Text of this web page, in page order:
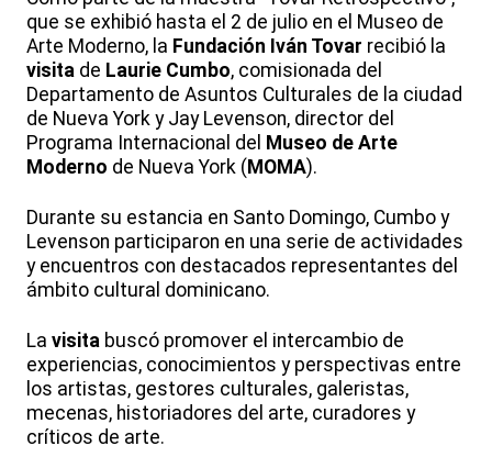
que se exhibió hasta el 2 de julio en el Museo de
Arte Moderno, la Fundación Iván Tovar recibió la
visita de Laurie Cumbo, comisionada del
Departamento de Asuntos Culturales de la ciudad
de Nueva York y Jay Levenson, director del
Programa Internacional del Museo de Arte
Moderno de Nueva York ( MOMA).
Durante su estancia en Santo Domingo, Cumbo y
Levenson participaron en una serie de actividades
y encuentros con destacados representantes del
ámbito cultural dominicano.
La visita buscó promover el intercambio de
experiencias, conocimientos y perspectivas entre
los artistas, gestores culturales, galeristas,
mecenas, historiadores del arte, curadores y
críticos de arte.